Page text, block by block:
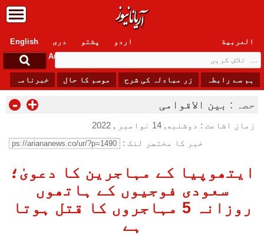
English دری پشتو العربیة
اردو
Sunday, 9 August , 2026
ہم سے رابطہ زر مبادلہ کی شرح موسم کا حال خبرنامہ
حصہ : بین الاقوامی - +
زمان اشاعت : دوشنبه, 14 نوامبر , 2022
خبر کا مختصر لنک :
ایتھوپیا کے مہاجرین کا دعویٰ؛
سعودی فوجیوں کے ہاتھوں
روزانہ 5 مہاجروں کا قتل ہوتا
ہے